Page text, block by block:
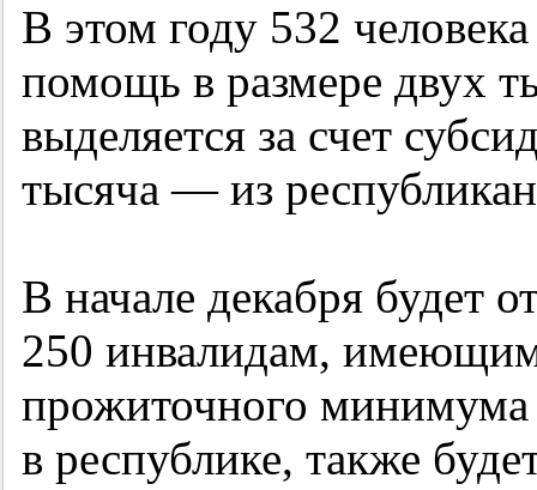
В этом году 532
помощь в размере двух
выделяется за счет
тысяча — из
В начале декабря будет
250 инвалидам,
прожиточного минимума
в республике, также